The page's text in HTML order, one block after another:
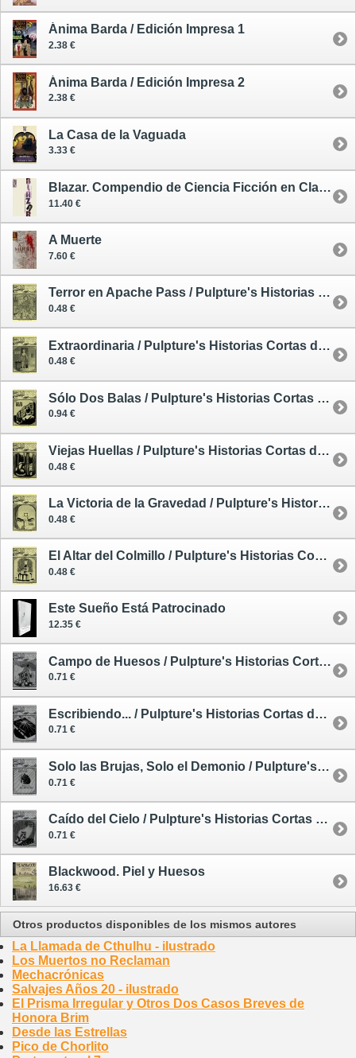
Ánima Barda / Edición Impresa 1
2.38 €
Ánima Barda / Edición Impresa 2
2.38 €
La Casa de la Vaguada
3.33 €
Blazar. Compendio de Ciencia Ficción en Clave de Humor
11.40 €
A Muerte
7.60 €
Terror en Apache Pass / Pulpture's Historias Cortas de Intensa Ficción 1
0.48 €
Extraordinaria / Pulpture's Historias Cortas de Intensa Ficción 2
0.48 €
Sólo Dos Balas / Pulpture's Historias Cortas de Intensa Ficción 3
0.94 €
Viejas Huellas / Pulpture's Historias Cortas de Intensa Ficción 4
0.48 €
La Victoria de la Gravedad / Pulpture's Historias Cortas de Intensa Ficción 5
0.48 €
El Altar del Colmillo / Pulpture's Historias Cortas de Intensa Ficción 6
0.48 €
Este Sueño Está Patrocinado
12.35 €
Campo de Huesos / Pulpture's Historias Cortas de Intensa Ficción 10
0.71 €
Escribiendo... / Pulpture's Historias Cortas de Intensa Ficción 9
0.71 €
Solo las Brujas, Solo el Demonio / Pulpture's Historias Cortas de Intensa Ficción 7
0.71 €
Caído del Cielo / Pulpture's Historias Cortas de Intensa Ficción 8
0.71 €
Blackwood. Piel y Huesos
16.63 €
Otros productos disponibles de los mismos autores
La Llamada de Cthulhu - ilustrado
Los Muertos no Reclaman
Mechacrónicas
Salvajes Años 20 - ilustrado
El Prisma Irregular y Otros Dos Casos Breves de
Honora Brim
Desde las Estrellas
Pico de Chorlito